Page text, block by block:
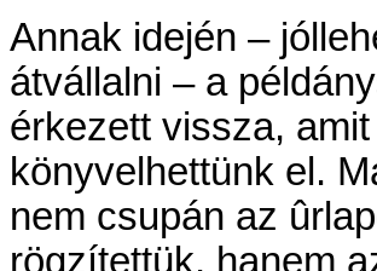
Annak idején –
átvállalni – a
érkezett vissza,
könyvelhettünk el.
nem csupán az
rögzítettük, hanem